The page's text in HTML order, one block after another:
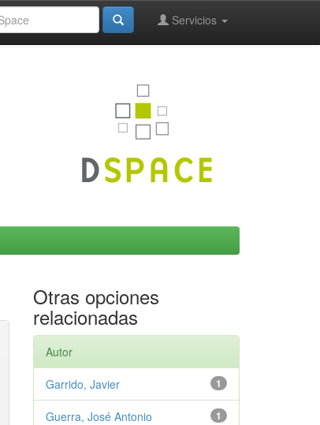
Servicios
Otras opciones
relacionadas
Autor
1
Garrido, Javier
1
Guerra, José Antonio